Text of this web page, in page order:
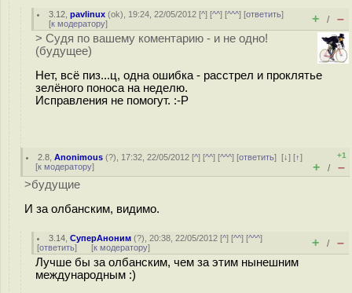
3.12 ,pavlinux (ok), 19:24, 22/05/2012 [^] [^^] [^^^] [ответить]
[к модератору] + / –
> Судя по вашему коментарию - и не одно!
(будущее)
Нет, всё пиз...ц, одна ошибка - расстрел и проклятье
зелёного поноса на неделю.
Исправления не помогут. :-P
2.8 ,Anonimous (?), 17:32, 22/05/2012 [^] [^^] [^^^] [ответить][↓] [↑]
[к модератору]
+1
+ / –
>будущие
И за олбанским, видимо.
3.14 ,СуперАноним (?), 20:38, 22/05/2012 [^] [^^] [^^^]
[ответить] [к модератору] + / –
Лучше бы за олбанским, чем за этим нынешним
международным :)